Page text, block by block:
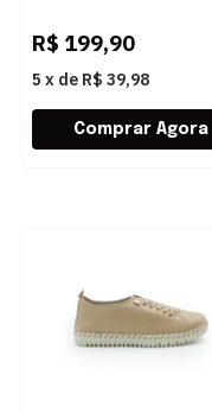
R$ 199,90
5 x de R$ 39,98